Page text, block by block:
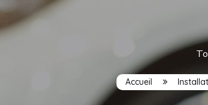
Accueil